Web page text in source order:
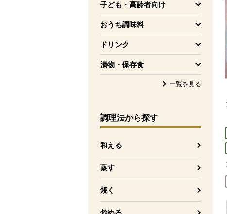
子ども・高齢者向け
を開く
おうち調味料
を開く
ドリンク
を開く
漬物・保存食
を開く
一覧を見る
調理法から探す
和える
蒸す
焼く
炒める